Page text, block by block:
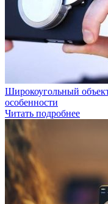
Широкоугольный
особенности
Читать подробнее